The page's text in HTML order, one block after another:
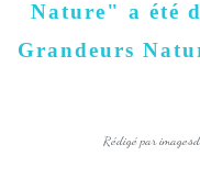
Nature" a été
Grandeurs
Rédigé par